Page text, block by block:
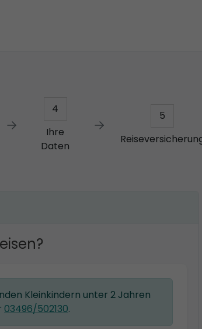
4
Ihre
Daten
5
Kleinkindern unter 2 Jahren
03496/502130.